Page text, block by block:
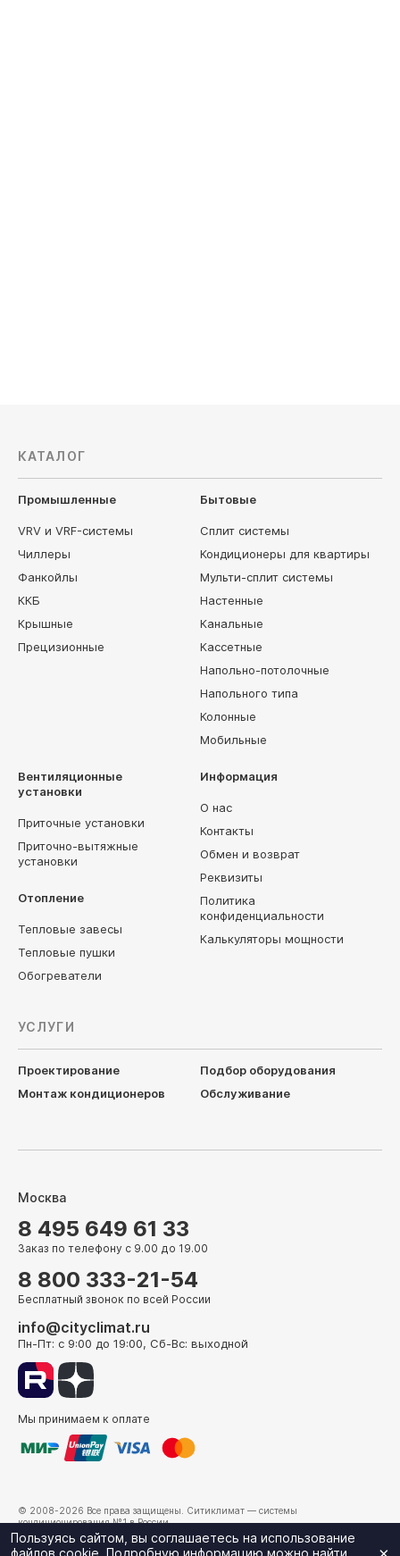
КАТАЛОГ
Промышленные
VRV и VRF-системы
Чиллеры
Фанкойлы
ККБ
Крышные
Прецизионные
Бытовые
Сплит системы
Кондиционеры для квартиры
Мульти-сплит системы
Настенные
Канальные
Кассетные
Напольно-потолочные
Напольного типа
Колонные
Мобильные
Вентиляционные
установки
Приточные установки
Приточно-вытяжные
установки
Отопление
Тепловые завесы
Тепловые пушки
Обогреватели
Информация
О нас
Контакты
Обмен и возврат
Реквизиты
Политика
конфиденциальности
Калькуляторы мощности
УСЛУГИ
Проектирование
Подбор оборудования
Монтаж кондиционеров
Обслуживание
Москва
8 495 649 61 33
Заказ по телефону с 9.00 до 19.00
8 800 333-21-54
Бесплатный звонок по всей России
info@cityclimat.ru
Пн-Пт: с 9:00 до 19:00, Сб-Вс: выходной
Мы принимаем к оплате
© 2008-2026 Все права защищены. Ситиклимат — системы
кондиционирования №1 в России.
г. Москва, ул. Электрозаводская, д. 24
Пользуясь сайтом, вы соглашаетесь на использование
файлов cookie. Подробную информацию можно найти